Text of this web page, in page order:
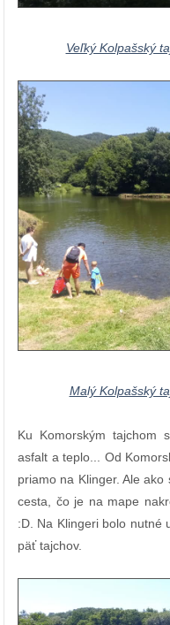
Veľký Kolpašský
Malý Kolpašský
Ku Komorským tajchom
asfalt a teplo... Od
priamo na Klinger. Ale
cesta, čo je na mape
:D. Na Klingeri bolo nutné
päť tajchov.